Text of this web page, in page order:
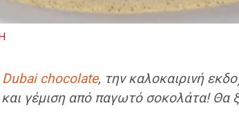
Dubai chocolate, την καλοκαιρινή
και γέμιση από παγωτό σοκολάτα! Θα